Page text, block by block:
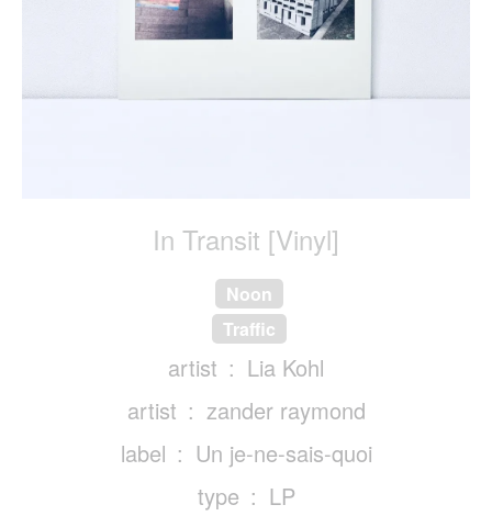
In Transit [Vinyl]
Noon
Traffic
artist
Lia Kohl
artist
zander raymond
label
Un je-ne-sais-quoi
type
LP